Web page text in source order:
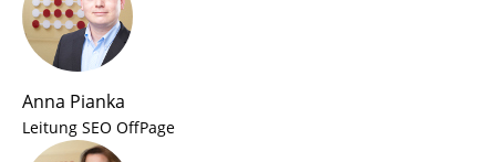
Anna Pianka
Leitung SEO OffPage